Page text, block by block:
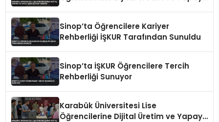
Sinop’ta Öğrencilere Kariyer
Rehberliği İŞKUR Tarafından Sunuldu
Sinop’ta İŞKUR Öğrencilere Tercih
Rehberliği Sunuyor
Karabük Üniversitesi Lise
Öğrencilerine Dijital Üretim ve Yapay